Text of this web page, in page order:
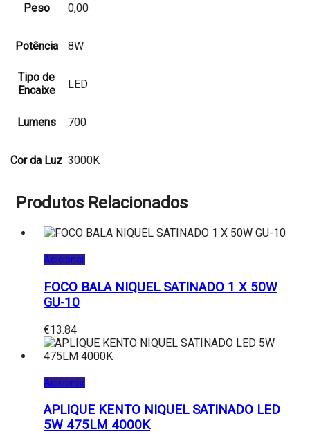
Peso 0,00
Potência 8W
Tipo de
Encaixe
LED
Lumens 700
Cor da Luz 3000K
Produtos Relacionados
Adicionar
FOCO BALA NIQUEL SATINADO 1 X 50W
GU-10
€13.84
Adicionar
APLIQUE KENTO NIQUEL SATINADO LED
5W 475LM 4000K